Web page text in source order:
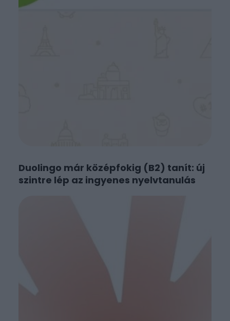
Duolingo már középfokig (B2) tanít: új
szintre lép az ingyenes nyelvtanulás